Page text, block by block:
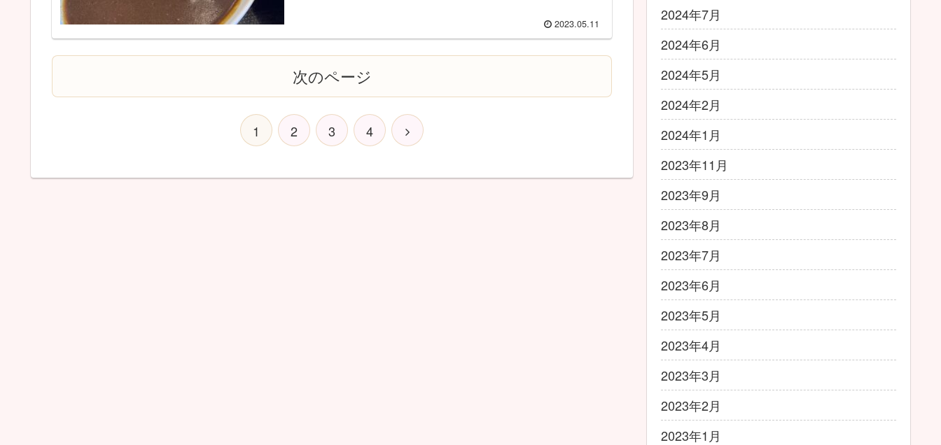
2023.05.11
次のページ
1 2 3 4
2024年7月
2024年6月
2024年5月
2024年2月
2024年1月
2023年11月
2023年9月
2023年8月
2023年7月
2023年6月
2023年5月
2023年4月
2023年3月
2023年2月
2023年1月